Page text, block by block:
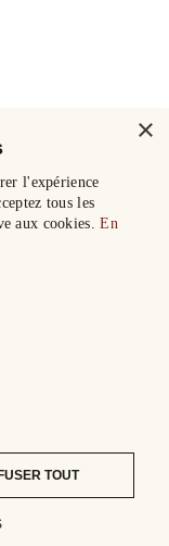
×
l'expérience
tous les
aux cookies.En
TOUT